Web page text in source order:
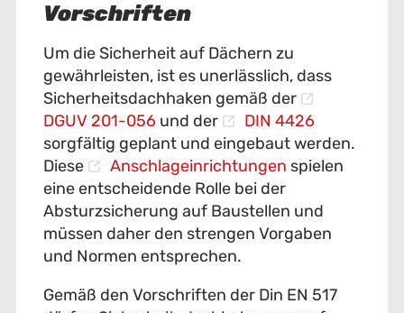
Vorschriften
Um die Sicherheit auf Dächern zu
gewährleisten, ist es unerlässlich, dass
Sicherheitsdachhaken gemäß der
DGUV 201-056und der
DIN 4426
sorgfältig geplant und eingebaut werden.
Diese
Anschlageinrichtungen spielen
eine entscheidende Rolle bei der
Absturzsicherung auf Baustellen und
müssen daher den strengen Vorgaben
und Normen entsprechen.
Gemäß den Vorschriften der Din EN 517